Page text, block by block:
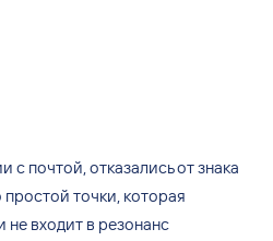
с почтой, отказались отзнака
простой точки, которая
не входит в резонанс